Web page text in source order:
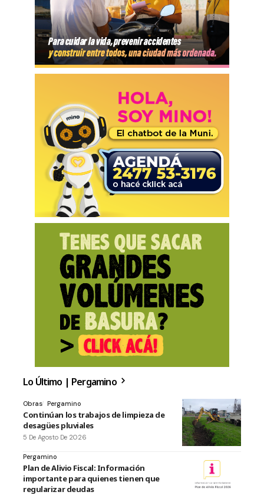
Lo Último | Pergamino
Obras Pergamino
Continúan los trabajos de limpieza de
desagües pluviales
5 De Agosto De 2026
Pergamino
Plan de Alivio Fiscal: Información
importante para quienes tienen que
regularizar deudas